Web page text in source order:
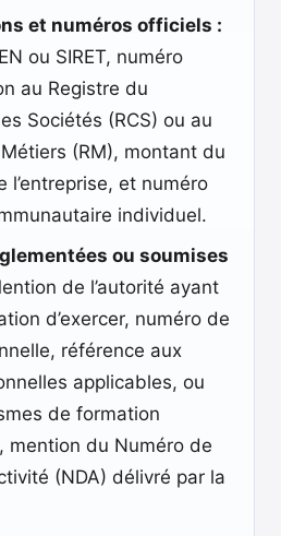
et numéros officiels :
ou SIRET, numéro
au Registre du
Sociétés (RCS) ou au
(RM), montant du
l’entreprise, et numéro
individuel.
ou soumises
de l’autorité ayant
d’exercer, numéro de
référence aux
applicables, ou
de formation
mention du Numéro de
(NDA) délivré par la